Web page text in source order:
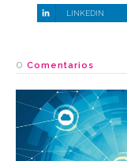
LINKEDIN
0 Comentarios